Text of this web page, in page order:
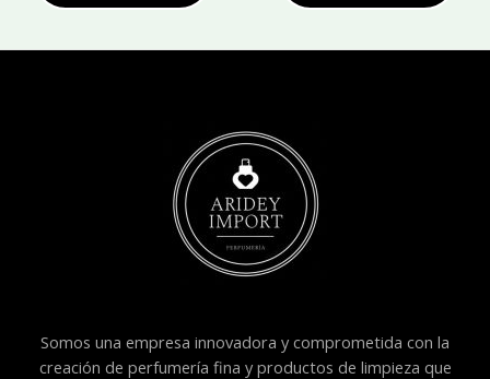
Somos una empresa innovadora y comprometida con la
creación de perfumería fina y productos de limpieza que